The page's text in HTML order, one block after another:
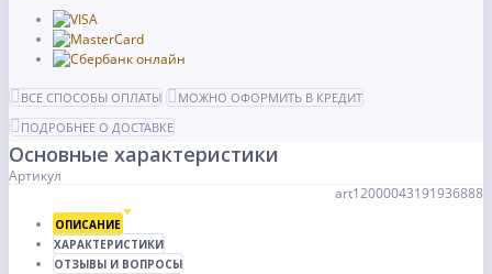
ВСЕ СПОСОБЫ ОПЛАТЫ
МОЖНО ОФОРМИТЬ В КРЕДИТ
ПОДРОБНЕЕ О ДОСТАВКЕ
Основные характеристики
Артикул
art12000043191936888
ОПИСАНИЕ
ХАРАКТЕРИСТИКИ
ОТЗЫВЫ И ВОПРОСЫ